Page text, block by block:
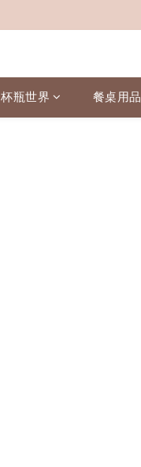
杯瓶世界 餐桌用品